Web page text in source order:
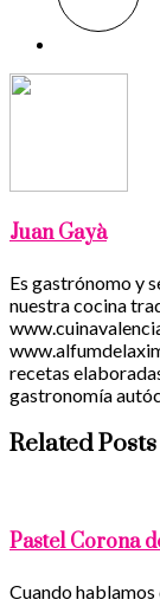
Juan Gayà
Es gastrónomo y
nuestra cocina
recetas
gastronomía
Related Posts
Pastel Corona
Cuando hablamos